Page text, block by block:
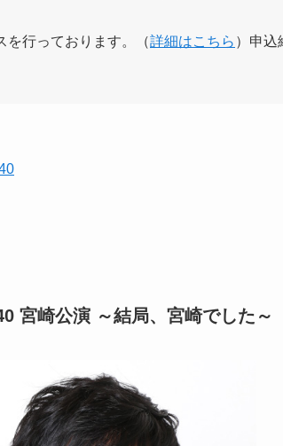
行っております。（詳細はこちら ）申込
宮崎公演 ～結局、宮崎でした～